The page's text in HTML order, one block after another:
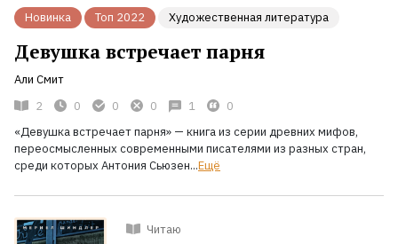
Новинка Топ 2022 Художественная литература
Девушка встречает парня
Али Смит
2
0 0 0 1
0
«Девушка встречает парня» — книга из серии древних мифов,
переосмысленных современными писателями из разных стран,
среди которых Антония Сьюзен...Ещё
Читаю